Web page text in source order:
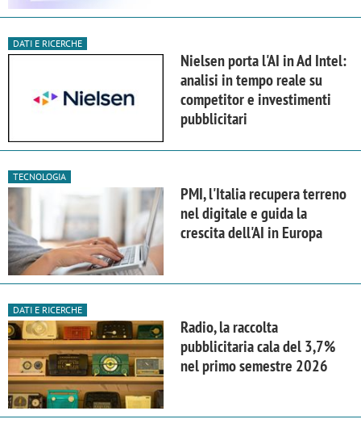
DATI E RICERCHE
Nielsen porta l'AI in Ad Intel:
analisi in tempo reale su
competitor e investimenti
pubblicitari
TECNOLOGIA
PMI, l'Italia recupera terreno
nel digitale e guida la
crescita dell'AI in Europa
DATI E RICERCHE
Radio, la raccolta
pubblicitaria cala del 3,7%
nel primo semestre 2026